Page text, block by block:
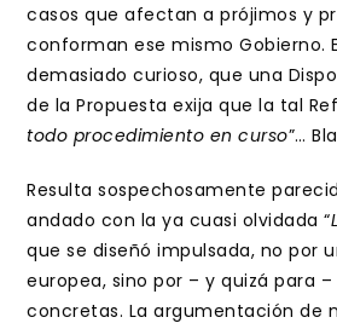
casos que afectan a prójimos y
conforman ese mismo Gobierno.
demasiado curioso, que una
de la Propuesta exija que la tal
todo procedimiento en curso”…
Resulta sospechosamente
andado con la ya cuasi olvidada “
que se diseñó impulsada, no por
europea, sino por – y quizá para
concretas. La argumentación de